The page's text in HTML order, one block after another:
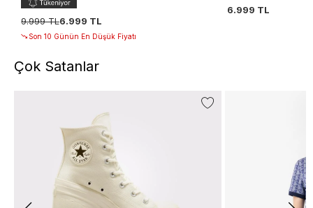
9.999 TL6.999 TL
Son 10 Günün En Düşük Fiyatı
6.999 TL
Çok Satanlar